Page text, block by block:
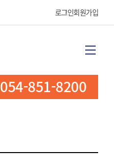
로그인회원가입
054-851-8200